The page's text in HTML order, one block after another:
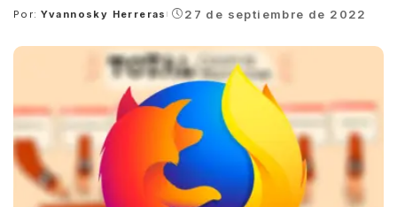
Posted
Por: Yvannosky Herreras 27 de septiembre de 2022